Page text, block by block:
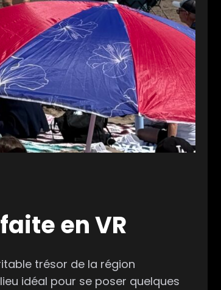
en VR
trésor de la région
idéal pour se poser quelques